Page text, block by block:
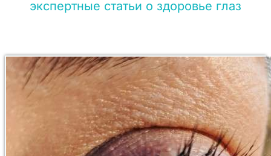
экспертные статьи о здоровье глаз